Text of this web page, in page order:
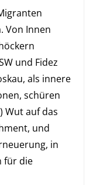
Von Innen
und Fidez
als innere
schüren
Wut auf das
und
in
für die